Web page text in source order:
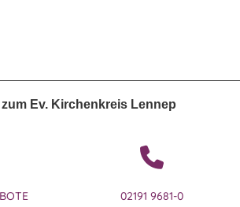
Ev. Kirchenkreis Lennep
02191 9681-0